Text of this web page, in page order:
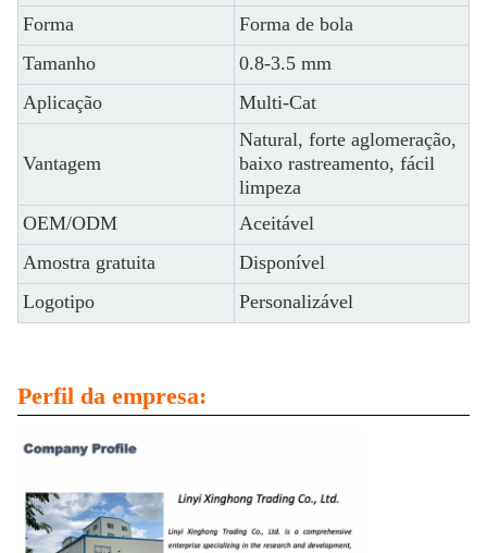
Forma
Forma de bola
Tamanho
0.8-3.5 mm
Aplicação
Multi-Cat
Vantagem
Natural, forte aglomeração,
baixo rastreamento, fácil
limpeza
OEM/ODM
Aceitável
Amostra gratuita
Disponível
Logotipo
Personalizável
Perfil da empresa: